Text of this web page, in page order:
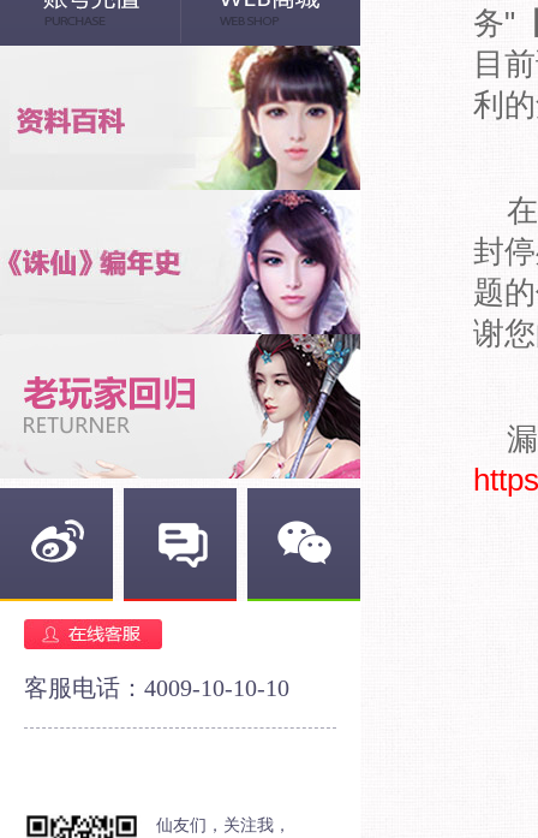
客服电话：4009-10-10-10
仙友们，关注我，
务"
目
利
在
封
题
谢
漏